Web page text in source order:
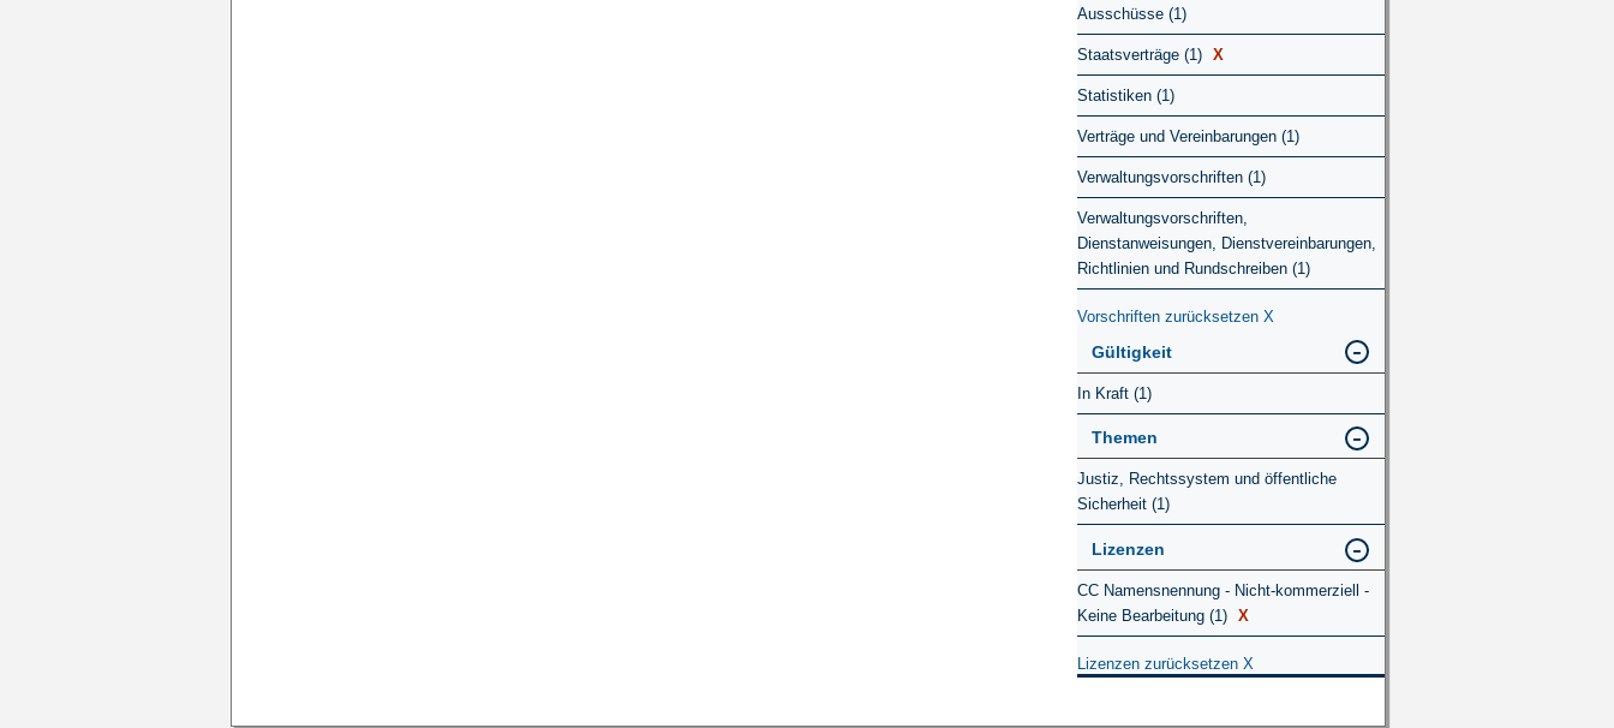
Ausschüsse (1)
Staatsverträge (1) X
Statistiken (1)
Verträge und Vereinbarungen (1)
Verwaltungsvorschriften (1)
Verwaltungsvorschriften,
Dienstanweisungen, Dienstvereinbarungen,
Richtlinien und Rundschreiben (1)
Vorschriften zurücksetzen X
Gültigkeit
In Kraft (1)
Themen
Justiz, Rechtssystem und öffentliche
Sicherheit (1)
Lizenzen
CC Namensnennung - Nicht-kommerziell -
Keine Bearbeitung (1) X
Lizenzen zurücksetzen X